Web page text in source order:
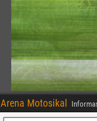
Arena Motosikal